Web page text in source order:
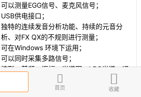
可以测量EGG信号、麦克风信号；
USB供电接口；
独特的连续发音分析功能、持续的元音分
析、对FX QX的不规则进行测量；
可在Windows 环境下运用；
可以同时采集多路信号；
波形、基频、振幅、光谱图、LPC光谱、通
可以对来自不同传感器模块的信号进行分
首页 收藏